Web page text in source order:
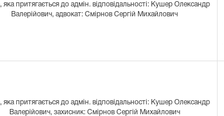
яка притягається до адмін. відповідальності: Кушер Олександр
Валерійович, адвокат: Смірнов Сергій Михайлович
яка притягається до адмін. відповідальності: Кушер Олександр
Валерійович, захисник: Смірнов Сергій Михайлович